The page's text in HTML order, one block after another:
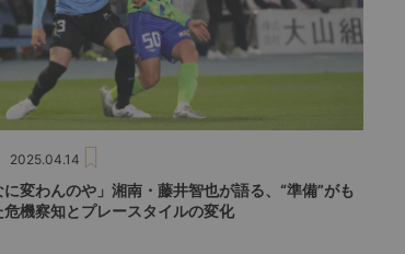
2025.04.14
に変わんのや」湘南・藤井智也が語る、“準備”がも
危機察知とプレースタイルの変化